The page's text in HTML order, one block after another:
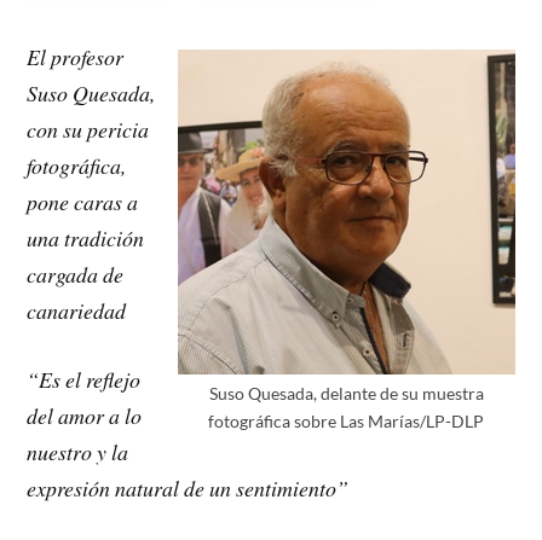
Suso Quesada, delante de su muestra
fotográfica sobre Las Marías/LP-DLP
El profesor
Suso Quesada,
con su pericia
fotográfica,
pone caras a
una tradición
cargada de
canariedad
“Es el reflejo
del amor a lo
nuestro y la
expresión natural de un sentimiento”